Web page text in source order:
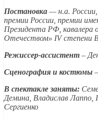
Постановка — н.а.
премии России, премии
Президента РФ, кавалера
Отечеством» IV
Режиссер-ассистент –
Сценография и костюмы
В спектакле заняты:
Демина, Владислав Лаппо,
Сергиенко